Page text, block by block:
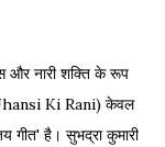
और नारी शक्ति के रूप
(Jhansi Ki Rani) केवल
गीत' है। सुभद्रा कुमारी